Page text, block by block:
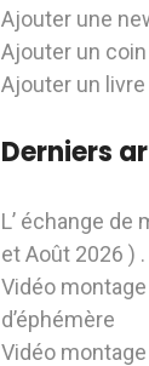
Ajouter une
Ajouter un
Ajouter un livre
Derniers
L’ échange de
et Août 2026 ) .
Vidéo
d’éphémère
Vidéo